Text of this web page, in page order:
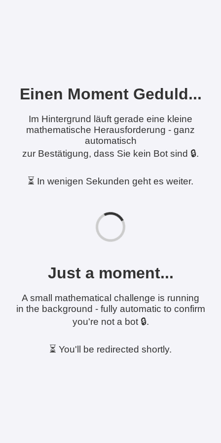
Einen Moment Geduld...
Im Hintergrund läuft gerade eine kleine
mathematische Herausforderung - ganz
automatisch
zur Bestätigung, dass Sie kein Bot sind 🔒.
⏳ In wenigen Sekunden geht es weiter.
Just a moment...
A small mathematical challenge is running
in the background - fully automatic to confirm
you're not a bot 🔒.
⏳ You'll be redirected shortly.